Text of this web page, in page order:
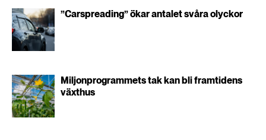
”Carspreading” ökar antalet svåra olyckor
Miljonprogrammets tak kan bli framtidens
växthus